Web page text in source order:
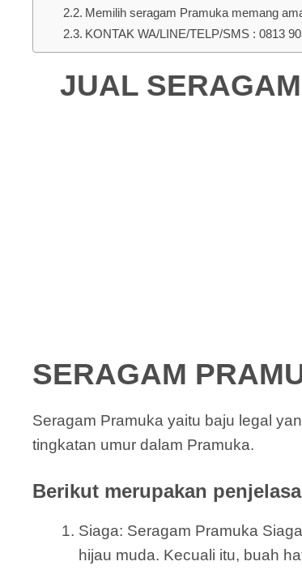
Memilih seragam Pramuka memang
KONTAK WA/LINE/TELP/SMS : 0813
JUAL
SERAGAM
Seragam Pramuka yaitu baju legal
tingkatan umur dalam Pramuka.
Berikut merupakan
Siaga: Seragam Pramuka
hijau muda. Kecuali itu, buah